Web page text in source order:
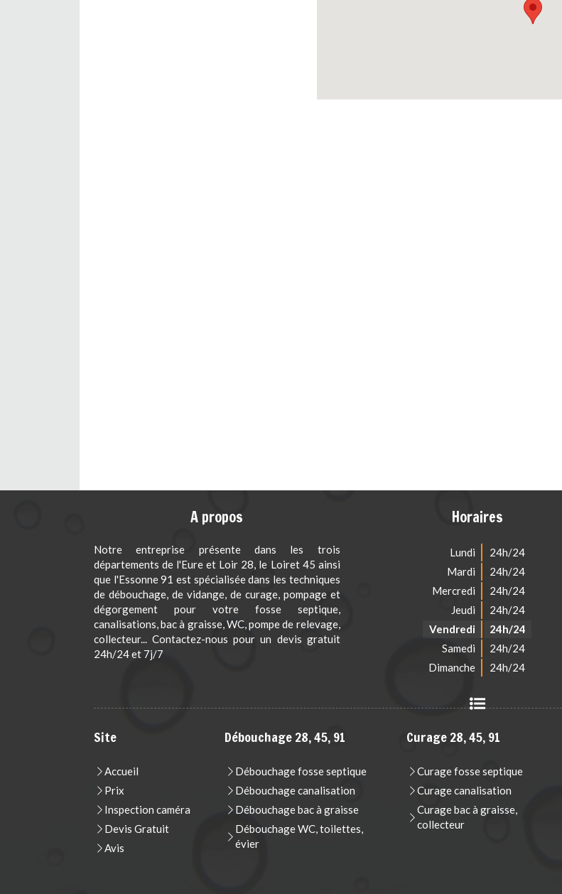
A propos
Notre entreprise présente dans les trois
départements de l'Eure et Loir 28, le Loiret 45 ainsi
que l'Essonne 91 est spécialisée dans les techniques
de débouchage, de vidange, de curage, pompage et
dégorgement pour votre fosse septique,
canalisations, bac à graisse, WC, pompe de relevage,
collecteur... Contactez-nous pour un devis gratuit
24h/24 et 7j/7
Horaires
Lundi
24h/24
Mardi
24h/24
Mercredi
24h/24
Jeudi
24h/24
Vendredi
24h/24
Samedi
24h/24
Dimanche
24h/24
Site
Accueil
Prix
Inspection caméra
Devis Gratuit
Avis
Débouchage 28, 45, 91
Débouchage fosse septique
Débouchage canalisation
Débouchage bac à graisse
Débouchage WC, toilettes,
évier
Curage 28, 45, 91
Curage fosse septique
Curage canalisation
Curage bac à graisse,
collecteur